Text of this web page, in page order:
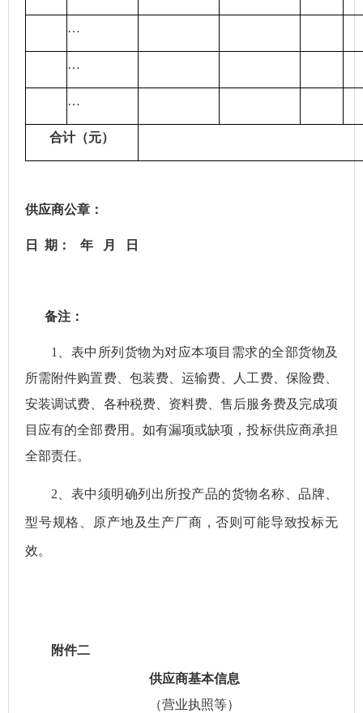
…
…
…
合计（元）
供应商公章 ：
日 期： 年 月 日
备注：
1、表中所列货物为对应本项目需求的全部货物及
所需附件购置费、包装费、运输费、人工费、保险费、
安装调试费、各种税费、资料费、售后服务费及完成项
目应有的全部费用。如有漏项或缺项，投标供应商承担
全部责任。
2、表中须明确列出所投产品的货物名称、品牌、
型号规格、原产地及生产厂商，否则可能导致投标无
效。
附件二
供应商基本信息
（营业执照等）